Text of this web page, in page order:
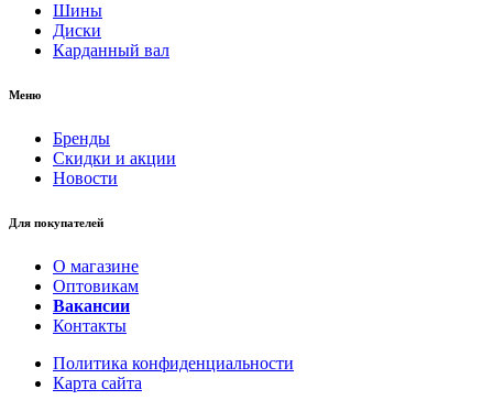
Шины
Диски
Карданный вал
Меню
Бренды
Скидки и акции
Новости
Для покупателей
О магазине
Оптовикам
Вакансии
Контакты
Политика конфиденциальности
Карта сайта